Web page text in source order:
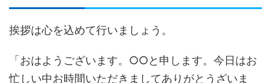
挨拶は心を込めて行いましょう。
「おはようございます。○○と申します。今日はお
忙しい中お時間いただきましてありがとうざいま